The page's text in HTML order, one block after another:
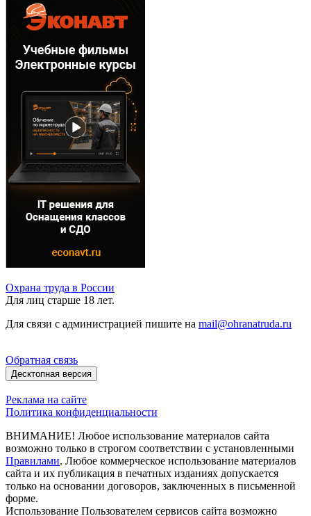
Охрана труда в России
Для лиц старше 18 лет.
Для связи с администрацией пишите на mail@ohranatruda.ru
Обратная связь
Десктопная версия
Реклама на сайте
Политика конфиденциальности
ВНИМАНИЕ! Любое использование материалов сайта
возможно только в строгом соответствии с установленными
Правилами. Любое коммерческое использование материалов
сайта и их публикация в печатных изданиях допускается
только на основании договоров, заключенных в письменной
форме.
Использование Пользователем сервисов сайта возможно